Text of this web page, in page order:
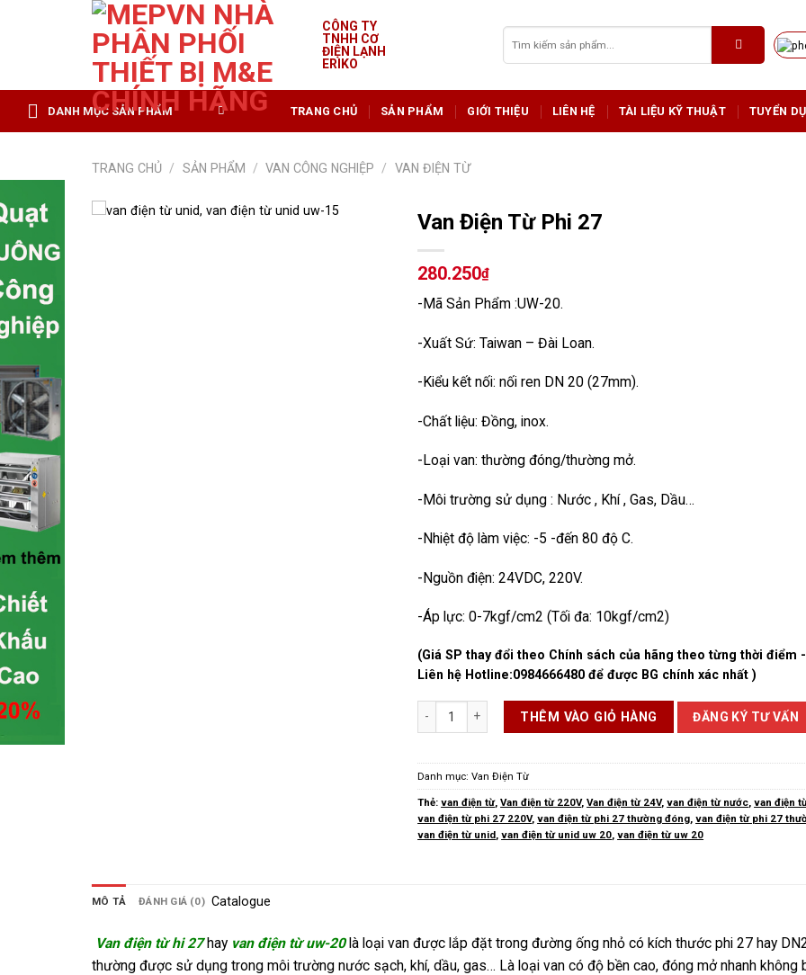
CÔNG TY
TNHH CƠ
ĐIỆN LẠNH
ERIKO
kiếm:
DANH MỤC SẢN PHẨM TRANG CHỦ SẢN PHẨM GIỚI THIỆU LIÊN HỆ TÀI LIỆU KỸ THUẬT TUYỂN
TRANG CHỦ / SẢN PHẨM / VAN CÔNG NGHIỆP / VAN ĐIỆN TỪ
Van Điện Từ Phi 27
280.250₫
-Mã Sản Phẩm :UW-20.
-Xuất Sứ: Taiwan – Đài Loan.
-Kiểu kết nối: nối ren DN 20 (27mm).
-Chất liệu: Đồng, inox.
-Loại van: thường đóng/thường mở.
-Môi trường sử dụng : Nước , Khí , Gas, Dầu…
-Nhiệt độ làm việc: -5 -đến 80 độ C.
-Nguồn điện: 24VDC, 220V.
-Áp lực: 0-7kgf/cm2 (Tối đa: 10kgf/cm2)
(Giá SP thay đổi theo Chính sách của hãng theo từng thời điểm
Liên hệ Hotline:0984666480 để được BG chính xác nhất )
Van Điện Từ Phi 27 số lượng
THÊM VÀO GIỎ HÀNG ĐĂNG KÝ TƯ VẤN
Danh mục:Van Điện Từ
Thẻ:van điện từ,Van điện từ 220V,Van điện từ 24V,van điện từ nước,van điện
van điện từ phi 27 220V,van điện từ phi 27 thường đóng,van điện từ phi 27
van điện từ unid,van điện từ unid uw 20,van điện từ uw 20
MÔ TẢ ĐÁNH GIÁ (0) Catalogue
Van điện từ hi 27hay van điện từ uw-20là loại van được lắp đặt trong đường ống nhỏ có kích thước phi 27 hay
thường được sử dụng trong môi trường nước sạch, khí, dầu, gas… Là loại van có độ bền cao, đóng mở nhanh không